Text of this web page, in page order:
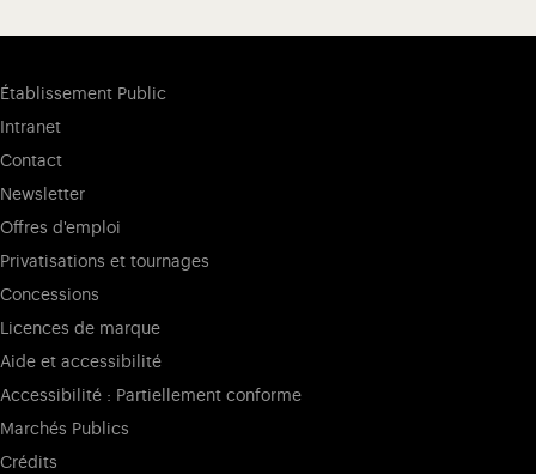
Établissement Public
Intranet
Contact
Newsletter
Offres d'emploi
Privatisations et tournages
Concessions
Licences de marque
Aide et accessibilité
Accessibilité : Partiellement conforme
Marchés Publics
Crédits